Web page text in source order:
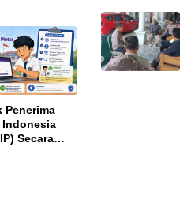
Penerima
Indonesia
Secara